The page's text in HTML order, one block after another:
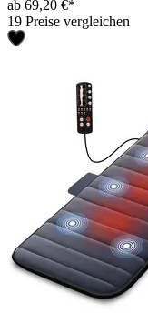
ab 69,20 €*
19 Preise vergleichen